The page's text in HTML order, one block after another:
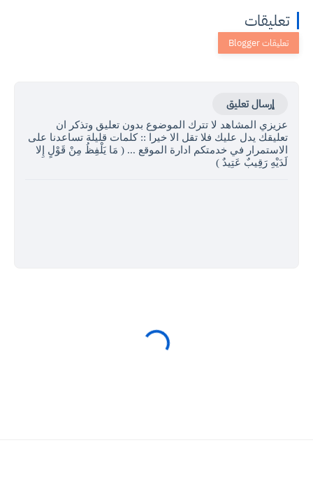
تعليقات
إرسال تعليق
عزيزي المشاهد لا تترك الموضوع بدون تعليق وتذكر ان
تعليقك يدل عليك فلا تقل الا خيرا :: كلمات قليلة تساعدنا على
الاستمرار في خدمتكم ادارة الموقع ... ( مَا يَلْفِظُ مِنْ قَوْلٍ إِلا
لَدَيْهِ رَقِيبٌ عَتِيدٌ )